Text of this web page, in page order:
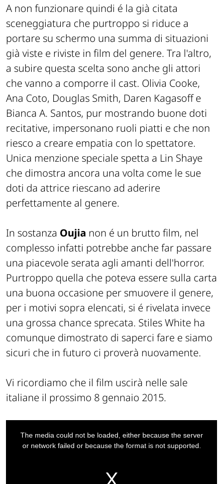
A non funzionare quindi é la già citata
sceneggiatura che purtroppo si riduce a
portare su schermo una summa di situazioni
già viste e riviste in film del genere. Tra l'altro,
a subire questa scelta sono anche gli attori
che vanno a comporre il cast. Olivia Cooke,
Ana Coto, Douglas Smith, Daren Kagasoff e
Bianca A. Santos, pur mostrando buone doti
recitative, impersonano ruoli piatti e che non
riesco a creare empatia con lo spettatore.
Unica menzione speciale spetta a Lin Shaye
che dimostra ancora una volta come le sue
doti da attrice riescano ad aderire
perfettamente al genere.
In sostanza Oujia non é un brutto film, nel
complesso infatti potrebbe anche far passare
una piacevole serata agli amanti dell'horror.
Purtroppo quella che poteva essere sulla carta
una buona occasione per smuovere il genere,
per i motivi sopra elencati, si é rivelata invece
una grossa chance sprecata. Stiles White ha
comunque dimostrato di saperci fare e siamo
sicuri che in futuro ci proverà nuovamente.
Vi ricordiamo che il film uscirà nelle sale
italiane il prossimo 8 gennaio 2015.
The media could not be loaded, either because the server
or network failed or because the format is not supported.